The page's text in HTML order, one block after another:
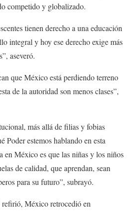
competido y globalizado.
tienen derecho a una educación
integral y hoy ese derecho exige más
aseveró.
que México está perdiendo terreno
de la autoridad son menos clases”,
más allá de filias y fobias
Poder estemos hablando en esta
en México es que las niñas y los niños
de calidad, que aprendan, sean
para su futuro”, subrayó.
México retrocedió en